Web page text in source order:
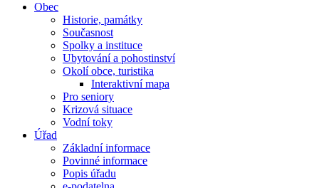
Obec
Historie, památky
Současnost
Spolky a instituce
Ubytování a pohostinství
Okolí obce, turistika
Interaktivní mapa
Pro seniory
Krizová situace
Vodní toky
Úřad
Základní informace
Povinné informace
Popis úřadu